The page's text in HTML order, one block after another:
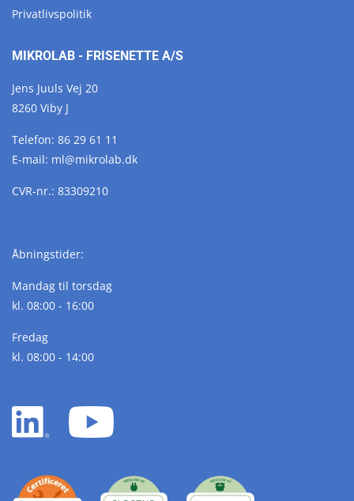
Privatlivspolitik
MIKROLAB - FRISENETTE A/S
Jens Juuls Vej 20
8260 Viby J
Telefon: 86 29 61 11
E-mail: ml@mikrolab.dk
CVR-nr.: 83309210
Åbningstider:
Mandag til torsdag
kl. 08:00 - 16:00
Fredag
kl. 08:00 - 14:00
LinkedIn
white
YouTube
white